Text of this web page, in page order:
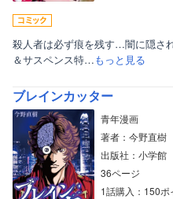
殺人者は必ず痕を残す…闇に隠さ
＆サスペンス特…もっと見る
ブレインカッター
青年漫画
著者：今野直樹
出版社：小学館
36ページ
1話購入：150ポ
ティーンズラブ
美女・美少女
女性写真集